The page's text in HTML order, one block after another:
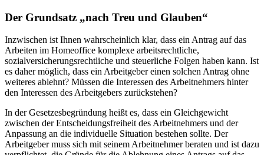
Der Grundsatz „nach Treu und Glauben“
Inzwischen ist Ihnen wahrscheinlich klar, dass ein Antrag auf das
Arbeiten im Homeoffice komplexe arbeitsrechtliche,
sozialversicherungsrechtliche und steuerliche Folgen haben kann. Ist
es daher möglich, dass ein Arbeitgeber einen solchen Antrag ohne
weiteres ablehnt? Müssen die Interessen des Arbeitnehmers hinter
den Interessen des Arbeitgebers zurückstehen?
In der Gesetzesbegründung heißt es, dass ein Gleichgewicht
zwischen der Entscheidungsfreiheit des Arbeitnehmers und der
Anpassung an die individuelle Situation bestehen sollte. Der
Arbeitgeber muss sich mit seinem Arbeitnehmer beraten und ist dazu